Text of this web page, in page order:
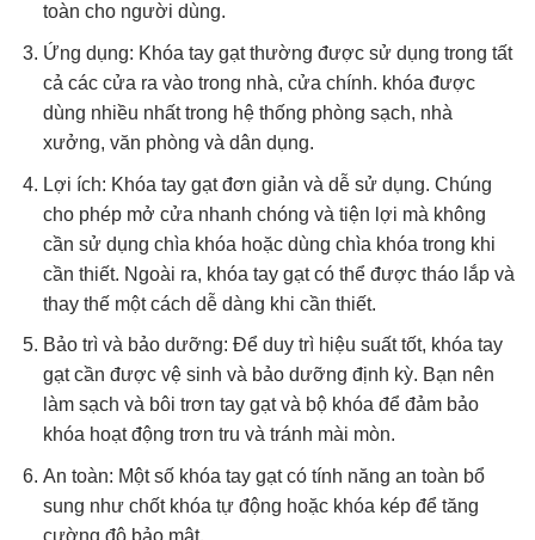
toàn cho người dùng.
Ứng dụng: Khóa tay gạt thường được sử dụng trong tất
cả các cửa ra vào trong nhà, cửa chính. khóa được
dùng nhiều nhất trong hệ thống phòng sạch, nhà
xưởng, văn phòng và dân dụng.
Lợi ích: Khóa tay gạt đơn giản và dễ sử dụng. Chúng
cho phép mở cửa nhanh chóng và tiện lợi mà không
cần sử dụng chìa khóa hoặc dùng chìa khóa trong khi
cần thiết. Ngoài ra, khóa tay gạt có thể được tháo lắp và
thay thế một cách dễ dàng khi cần thiết.
Bảo trì và bảo dưỡng: Để duy trì hiệu suất tốt, khóa tay
gạt cần được vệ sinh và bảo dưỡng định kỳ. Bạn nên
làm sạch và bôi trơn tay gạt và bộ khóa để đảm bảo
khóa hoạt động trơn tru và tránh mài mòn.
An toàn: Một số khóa tay gạt có tính năng an toàn bổ
sung như chốt khóa tự động hoặc khóa kép để tăng
cường độ bảo mật.